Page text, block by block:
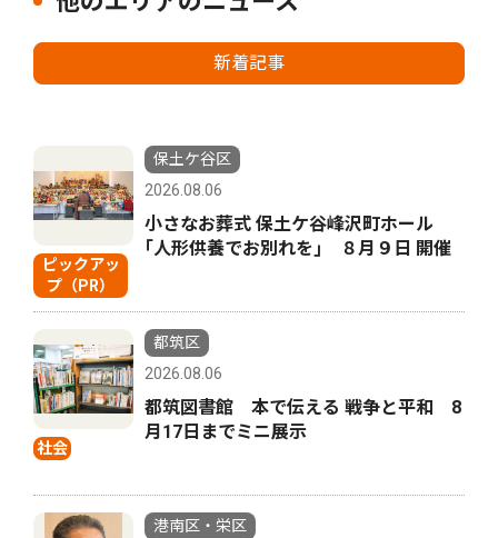
新着記事
ピックアッ
プ（PR）
保土ケ谷区
2026.08.06
小さなお葬式 保土ケ谷峰沢町ホール
｢人形供養でお別れを｣ ８月９日 開催
社会
都筑区
2026.08.06
都筑図書館 本で伝える 戦争と平和 8
月17日までミニ展示
港南区・栄区